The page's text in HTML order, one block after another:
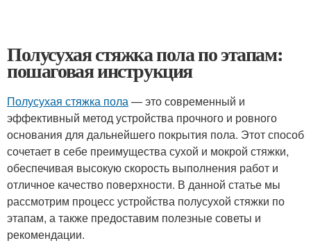
Полусухая стяжка пола по этапам:
пошаговая инструкция
Полусухая стяжка пола— это современный и
эффективный метод устройства прочного и ровного
основания для дальнейшего покрытия пола. Этот способ
сочетает в себе преимущества сухой и мокрой стяжки,
обеспечивая высокую скорость выполнения работ и
отличное качество поверхности. В данной статье мы
рассмотрим процесс устройства полусухой стяжки по
этапам, а также предоставим полезные советы и
рекомендации.